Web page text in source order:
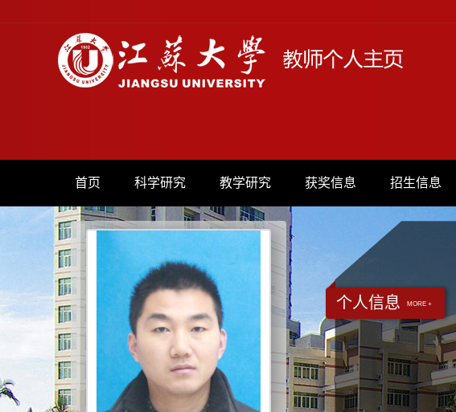
首页 科学研究 教学研究 获奖信息 招生信息
个人信息 MORE +